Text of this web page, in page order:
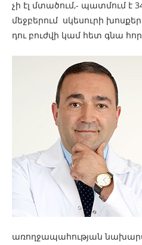
չի էլ մտածում,- պատմում է
մեջբերում սկեսուրի
դու բուժվի կամ հետ գնա
առողջապահության